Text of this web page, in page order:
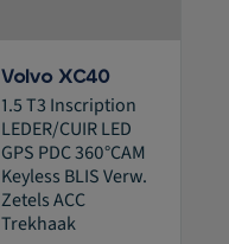
Volvo XC40
1.5 T3 Inscription
LEDER/CUIR LED
GPS PDC 360°CAM
Keyless BLIS Verw.
Zetels ACC
Trekhaak